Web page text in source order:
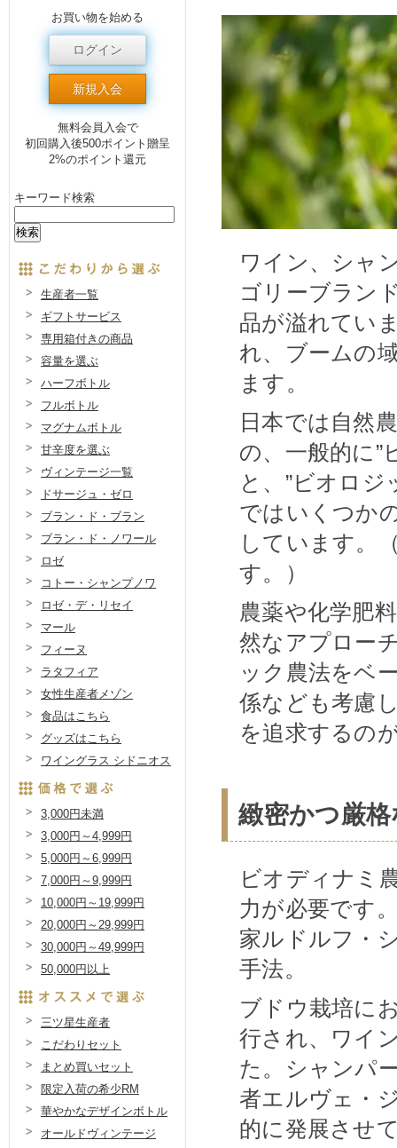
ワイン、シャ
ゴリーブラン
品が溢れてい
れ、ブームの
ます。
日本では自然
の、一般的に”
と、”ビオロジ
ではいくつか
しています。
す。）
農薬や化学肥
然なアプロー
ック農法をベ
係なども考慮
を追求するの
緻密かつ厳
ビオディナミ
力が必要です
家ルドルフ・
手法。
ブドウ栽培に
行され、ワイ
た。シャンパ
者エルヴェ・
的に発展させ
お買い物を始める
ログイン
新規入会
無料会員入会で
初回購入後500ポイント贈呈
2%のポイント還元
キーワード検索
生産者一覧
ギフトサービス
専用箱付きの商品
容量を選ぶ
ハーフボトル
フルボトル
マグナムボトル
甘辛度を選ぶ
ヴィンテージ一覧
ドサージュ・ゼロ
ブラン・ド・ブラン
ブラン・ド・ノワール
ロゼ
コトー・シャンプノワ
ロゼ・デ・リセイ
マール
フィーヌ
ラタフィア
女性生産者メゾン
食品はこちら
グッズはこちら
ワイングラス シドニオス
3,000円未満
3,000円～4,999円
5,000円～6,999円
7,000円～9,999円
10,000円～19,999円
20,000円～29,999円
30,000円～49,999円
50,000円以上
三ツ星生産者
こだわりセット
まとめ買いセット
限定入荷の希少RM
華やかなデザインボトル
オールドヴィンテージ